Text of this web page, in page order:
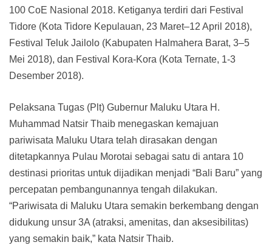
100 CoE Nasional 2018. Ketiganya terdiri dari Festival
Tidore (Kota Tidore Kepulauan, 23 Maret–12 April 2018),
Festival Teluk Jailolo (Kabupaten Halmahera Barat, 3–5
Mei 2018), dan Festival Kora-Kora (Kota Ternate, 1-3
Desember 2018).
Pelaksana Tugas (Plt) Gubernur Maluku Utara H.
Muhammad Natsir Thaib menegaskan kemajuan
pariwisata Maluku Utara telah dirasakan dengan
ditetapkannya Pulau Morotai sebagai satu di antara 10
destinasi prioritas untuk dijadikan menjadi “Bali Baru” yang
percepatan pembangunannya tengah dilakukan.
“Pariwisata di Maluku Utara semakin berkembang dengan
didukung unsur 3A (atraksi, amenitas, dan aksesibilitas)
yang semakin baik,” kata Natsir Thaib.